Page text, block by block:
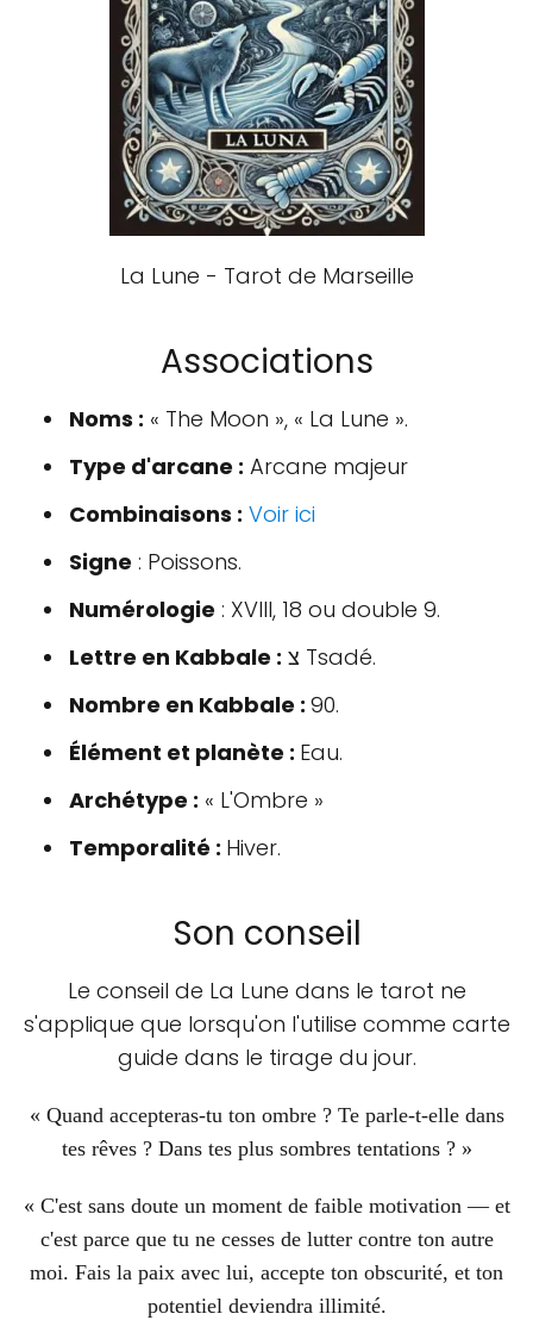
La Lune - Tarot de Marseille
Associations
Noms : « The Moon », « La Lune ».
Type d'arcane : Arcane majeur
Combinaisons : Voir ici
Signe : Poissons.
Numérologie : XVIII, 18 ou double 9.
Lettre en Kabbale :
צ Tsadé.
Nombre en Kabbale : 90.
Élément et planète : Eau.
Archétype : « L'Ombre »
Temporalité : Hiver.
Son conseil
Le conseil de La Lune dans le tarot ne
s'applique que lorsqu'on l'utilise comme carte
guide dans le tirage du jour.
« Quand accepteras-tu ton ombre ? Te parle-t-elle dans
tes rêves ? Dans tes plus sombres tentations ? »
« C'est sans doute un moment de faible motivation — et
c'est parce que tu ne cesses de lutter contre ton autre
moi. Fais la paix avec lui, accepte ton obscurité, et ton
potentiel deviendra illimité.